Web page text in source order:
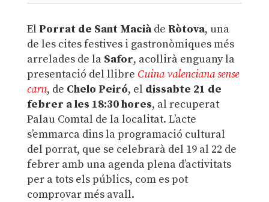
El Porrat de Sant Maciàde Ròtova, una
de les cites festives i gastronòmiques més
arrelades de la Safor, acollirà enguany la
presentació del llibre Cuina valenciana sense
carn, de Chelo Peiró, el dissabte 21 de
febrer a les 18:30 hores, al recuperat
Palau Comtal de la localitat. L’acte
s’emmarca dins la programació cultural
del porrat, que se celebrarà del 19 al 22 de
febrer amb una agenda plena d’activitats
per a tots els públics, com es pot
comprovar més avall.